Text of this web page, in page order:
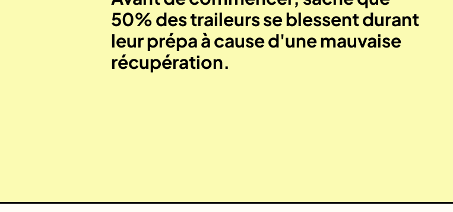
50% des traileurs se blessent durant
leur prépa à cause d'une mauvaise
récupération.